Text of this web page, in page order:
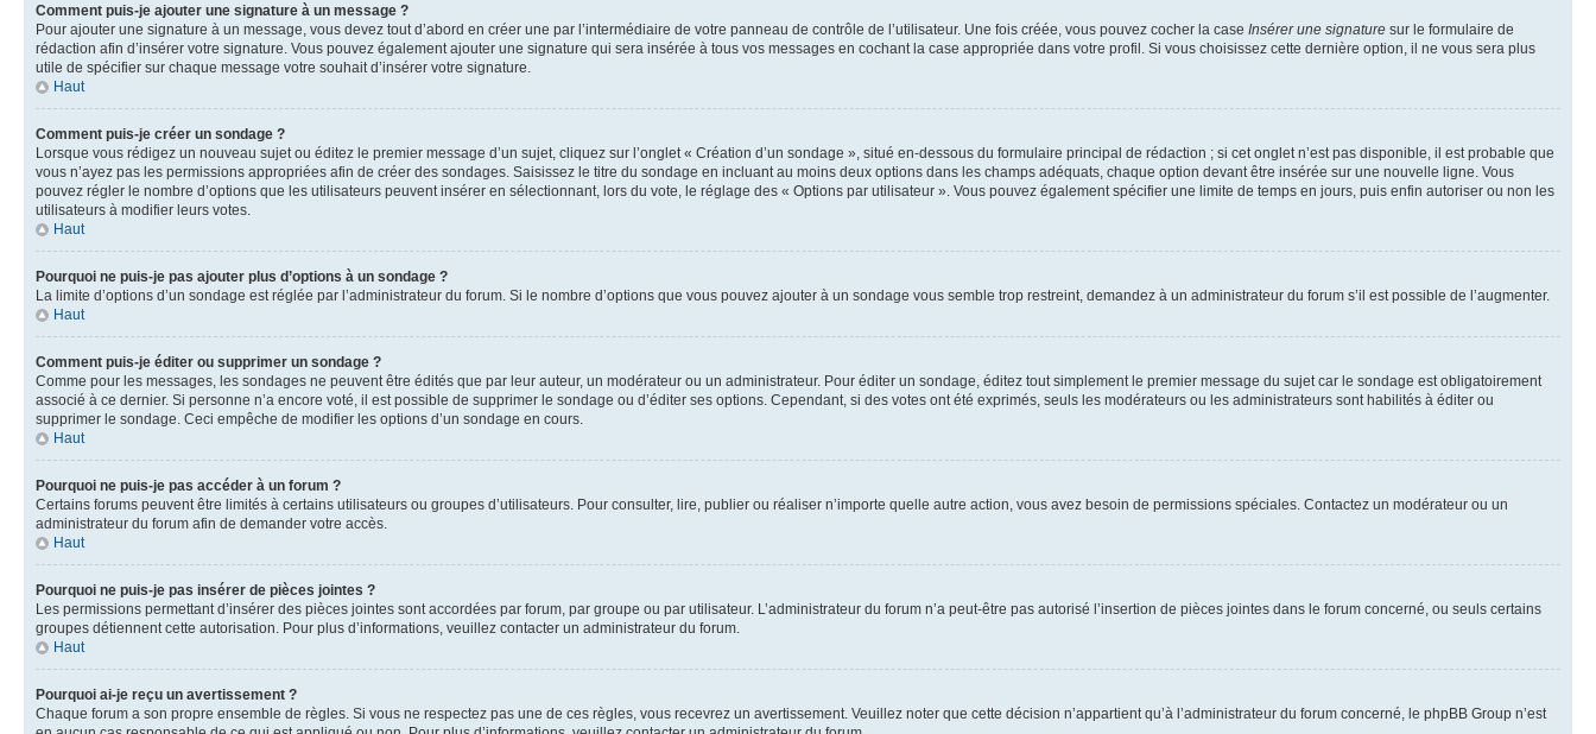
Comment puis-je ajouter une signature à un message ?
Pour ajouter une signature à un message, vous devez tout d’abord en créer une par l’intermédiaire de votre panneau de contrôle de l’utilisateur. Une fois créée, vous pouvez cocher la case Insérer une signature sur le formulaire de
rédaction afin d’insérer votre signature. Vous pouvez également ajouter une signature qui sera insérée à tous vos messages en cochant la case appropriée dans votre profil. Si vous choisissez cette dernière option, il ne vous sera plus
utile de spécifier sur chaque message votre souhait d’insérer votre signature.
Haut
Comment puis-je créer un sondage ?
Lorsque vous rédigez un nouveau sujet ou éditez le premier message d’un sujet, cliquez sur l’onglet « Création d’un sondage », situé en-dessous du formulaire principal de rédaction ; si cet onglet n’est pas disponible, il est probable que
vous n’ayez pas les permissions appropriées afin de créer des sondages. Saisissez le titre du sondage en incluant au moins deux options dans les champs adéquats, chaque option devant être insérée sur une nouvelle ligne. Vous
pouvez régler le nombre d’options que les utilisateurs peuvent insérer en sélectionnant, lors du vote, le réglage des « Options par utilisateur ». Vous pouvez également spécifier une limite de temps en jours, puis enfin autoriser ou non les
utilisateurs à modifier leurs votes.
Haut
Pourquoi ne puis-je pas ajouter plus d’options à un sondage ?
La limite d’options d’un sondage est réglée par l’administrateur du forum. Si le nombre d’options que vous pouvez ajouter à un sondage vous semble trop restreint, demandez à un administrateur du forum s’il est possible de l’augmenter.
Haut
Comment puis-je éditer ou supprimer un sondage ?
Comme pour les messages, les sondages ne peuvent être édités que par leur auteur, un modérateur ou un administrateur. Pour éditer un sondage, éditez tout simplement le premier message du sujet car le sondage est obligatoirement
associé à ce dernier. Si personne n’a encore voté, il est possible de supprimer le sondage ou d’éditer ses options. Cependant, si des votes ont été exprimés, seuls les modérateurs ou les administrateurs sont habilités à éditer ou
supprimer le sondage. Ceci empêche de modifier les options d’un sondage en cours.
Haut
Pourquoi ne puis-je pas accéder à un forum ?
Certains forums peuvent être limités à certains utilisateurs ou groupes d’utilisateurs. Pour consulter, lire, publier ou réaliser n’importe quelle autre action, vous avez besoin de permissions spéciales. Contactez un modérateur ou un
administrateur du forum afin de demander votre accès.
Haut
Pourquoi ne puis-je pas insérer de pièces jointes ?
Les permissions permettant d’insérer des pièces jointes sont accordées par forum, par groupe ou par utilisateur. L’administrateur du forum n’a peut-être pas autorisé l’insertion de pièces jointes dans le forum concerné, ou seuls certains
groupes détiennent cette autorisation. Pour plus d’informations, veuillez contacter un administrateur du forum.
Haut
Pourquoi ai-je reçu un avertissement ?
Chaque forum a son propre ensemble de règles. Si vous ne respectez pas une de ces règles, vous recevrez un avertissement. Veuillez noter que cette décision n’appartient qu’à l’administrateur du forum concerné, le phpBB Group n’est